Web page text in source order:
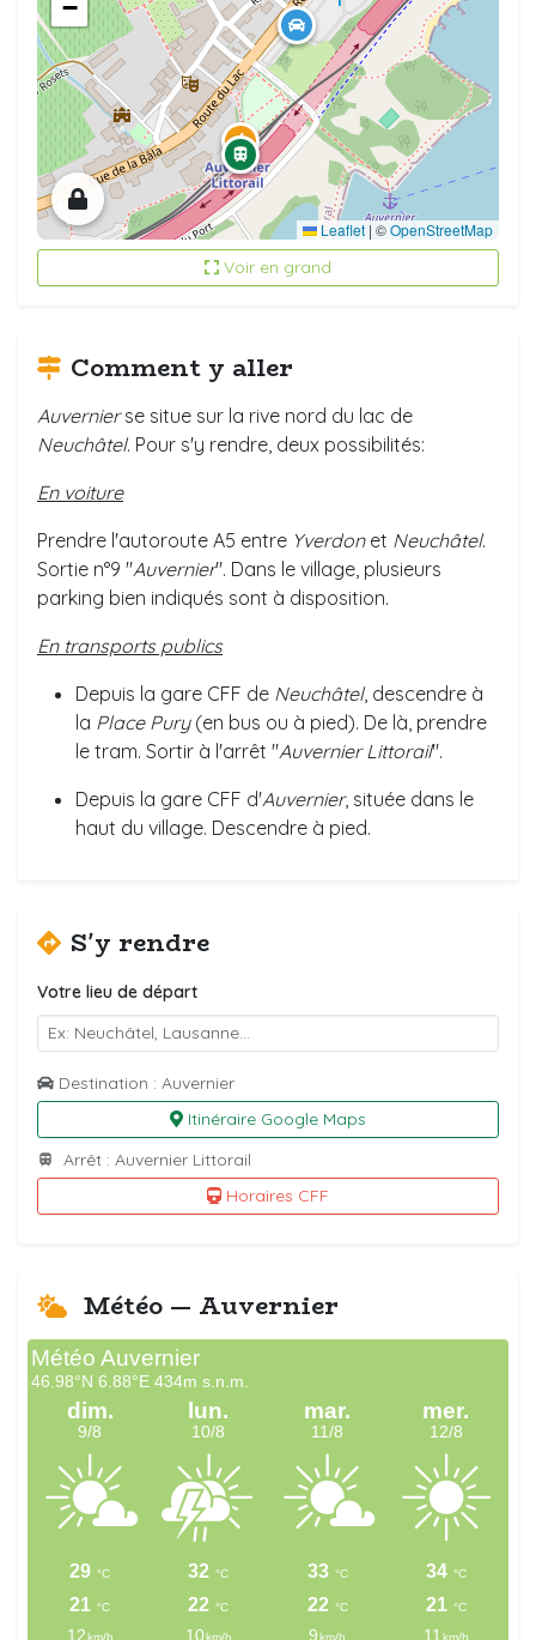
−
Leaflet | ©OpenStreetMap
Voir en grand
Comment y aller
Auvernierse situe sur la rive nord du lac de
Neuchâtel. Pour s'y rendre, deux possibilités:
En voiture
Prendre l'autoroute A5 entre Yverdon et Neuchâtel.
Sortie n°9 "Auvernier". Dans le village, plusieurs
parking bien indiqués sont à disposition.
En transports publics
Depuis la gare CFF de Neuchâtel, descendre à
la Place Pury(en bus ou à pied). De là, prendre
le tram. Sortir à l'arrêt "AuvernierLittorail".
Depuis la gare CFF d'Auvernier, située dans le
haut du village. Descendre à pied.
S'y rendre
Votre lieu de départ
Destination : Auvernier
Itinéraire Google Maps
Arrêt : Auvernier Littorail
Horaires CFF
Météo — Auvernier